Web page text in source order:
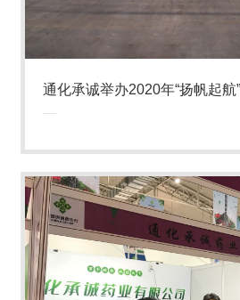
通化承诚举办2020年“扬帆起航